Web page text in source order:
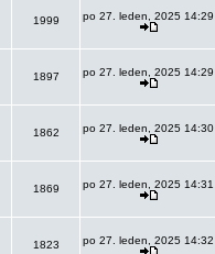
1999 po 27. leden, 2025 14:29
1897 po 27. leden, 2025 14:29
1862 po 27. leden, 2025 14:30
1869 po 27. leden, 2025 14:31
1823 po 27. leden, 2025 14:32